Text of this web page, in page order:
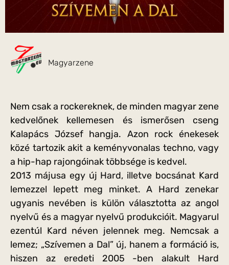
Magyarzene
Nem csak a rockereknek, de minden magyar zene
kedvelőnek kellemesen és ismerősen cseng
Kalapács József hangja. Azon rock énekesek
közé tartozik akit a keményvonalas techno, vagy
a hip-hap rajongóinak többsége is kedvel.
2013 májusa egy új Hard, illetve bocsánat Kard
lemezzel lepett meg minket. A Hard zenekar
ugyanis nevében is külön választotta az angol
nyelvű és a magyar nyelvű produkcióit. Magyarul
ezentúl Kard néven jelennek meg. Nemcsak a
lemez; „Szívemen a Dal” új, hanem a formáció is,
hiszen az eredeti 2005 -ben alakult Hard